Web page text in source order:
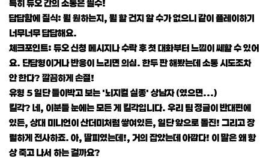
특히 듀오 간의 소통은 필수!
답답함에 질식: 뭘 원하는지, 뭘 할 건지 알 수가 없으니 같이 플레이하기
너무너무 답답해요.
체크포인트: 듀오 신청 메시지나 수락 후 첫 대화부터 느낌이 쎄할 수 있어
요. 단답형이거나 반응이 느리면 의심. 한두 판 해봤는데 소통 시도조차
안 한다? 깔끔하게 손절!
유형 5 일단 들이박고 보는 '뇌지컬 실종' 상남자 (였으면...)
킬각? 네, 이분들 눈에는 모든 게 킬각입니다. 우리 팀 정글이 반대편에
있든, 상대 미니언이 산더미처럼 쌓여있든, 일단 앞으로 돌진! 그리고 장
렬하게 전사하죠. 아, 딸피였는데!, 거의 잡았는데 아깝다! 이 말은 왜 항
상 죽고 나서 하는 걸까요?